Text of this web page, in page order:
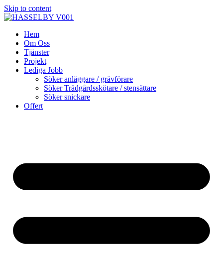
Skip to content
Hem
Om Oss
Tjänster
Projekt
Lediga Jobb
Söker anläggare / grävförare
Söker Trädgårdsskötare / stensättare
Söker snickare
Offert